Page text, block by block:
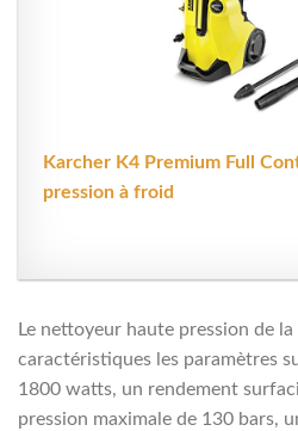
Karcher K4 Premium Full
pression à froid
Le nettoyeur haute pression de
caractéristiques les paramètres
1800 watts, un rendement
pression maximale de 130 bars,